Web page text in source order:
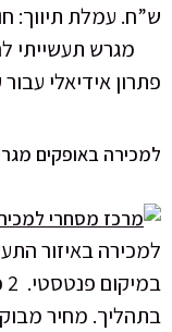
ש”ח. עמלת תיווך:
מגרש תעשייתי
פתרון אידיאלי
למכירה באופקים מגרש